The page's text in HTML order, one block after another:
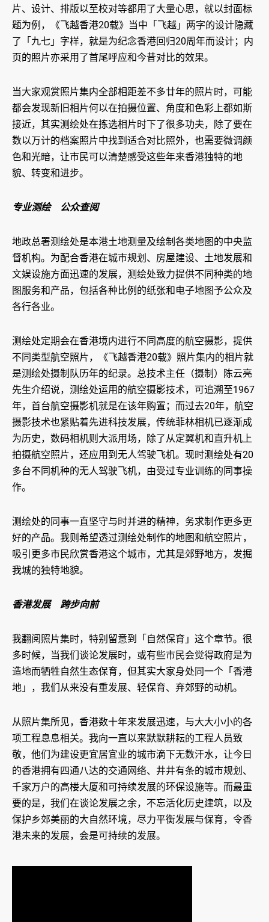
片、设计、排版以至校对等都用了大量心思，就以封面标
题为例，《飞越香港20载》当中「飞越」两字的设计隐藏
了「九七」字样，就是为纪念香港回归20周年而设计；内
页的照片亦采用了首尾呼应和今昔对比的效果。
当大家观赏照片集内全部相距差不多廿年的照片时，可能
都会发现新旧相片何以在拍摄位置、角度和色彩上都如斯
接近，其实测绘处在拣选相片时下了很多功夫，除了要在
数以万计的档案照片中找到适合对比照外，也需要微调颜
色和光暗，让市民可以清楚感受这些年来香港独特的地
貌、转变和进步。
专业测绘 公众查阅
地政总署测绘处是本港土地测量及绘制各类地图的中央监
督机构。为配合香港在城市规划、房屋建设、土地发展和
文娱设施方面迅速的发展，测绘处致力提供不同种类的地
图服务和产品，包括各种比例的纸张和电子地图予公众及
各行各业。
测绘处定期会在香港境内进行不同高度的航空摄影，提供
不同类型航空照片，《飞越香港20载》照片集内的相片就
是测绘处摄制队历年的纪录。总技术主任（摄制）陈云亮
先生介绍说，测绘处运用的航空摄影技术，可追溯至1967
年，首台航空摄影机就是在该年购置；而过去20年，航空
摄影技术也紧贴着先进科技发展，传统菲林相机已逐渐成
为历史，数码相机则大派用场，除了从定翼机和直升机上
拍摄航空照片，还应用到无人驾驶飞机。现时测绘处有20
多台不同机种的无人驾驶飞机，由受过专业训练的同事操
作。
测绘处的同事一直坚守与时并进的精神，务求制作更多更
好的产品。我则希望透过测绘处制作的地图和航空照片，
吸引更多市民欣赏香港这个城市，尤其是郊野地方，发掘
我城的独特地貌。
香港发展 跨步向前
我翻阅照片集时，特别留意到「自然保育」这个章节。很
多时候，当我们谈论发展时，或有些市民会觉得政府是为
造地而牺牲自然生态保育，但其实大家身处同一个「香港
地」，我们从来没有重发展、轻保育、弃郊野的动机。
从照片集所见，香港数十年来发展迅速，与大大小小的各
项工程息息相关。我向一直以来默默耕耘的工程人员致
敬，他们为建设更宜居宜业的城市滴下无数汗水，让今日
的香港拥有四通八达的交通网络、井井有条的城市规划、
千家万户的高楼大厦和可持续发展的环保设施等。而最重
要的是，我们在谈论发展之余，不忘活化历史建筑，以及
保护乡郊美丽的大自然环境，尽力平衡发展与保育，令香
港未来的发展，会是可持续的发展。